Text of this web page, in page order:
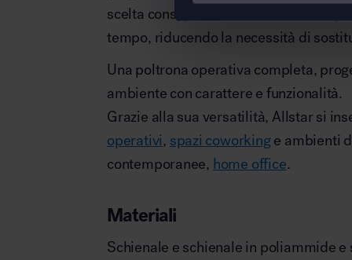
scelta consapevole e sostenibile: un
tempo, riducendo la necessità di
Una poltrona operativa completa,
ambiente con carattere e funzionalità.
Grazie alla sua versatilità, Allstar si
operativi, spazi coworkinge ambienti
contemporanee, home office.
Materiali
Schienale e schienale in poliammide